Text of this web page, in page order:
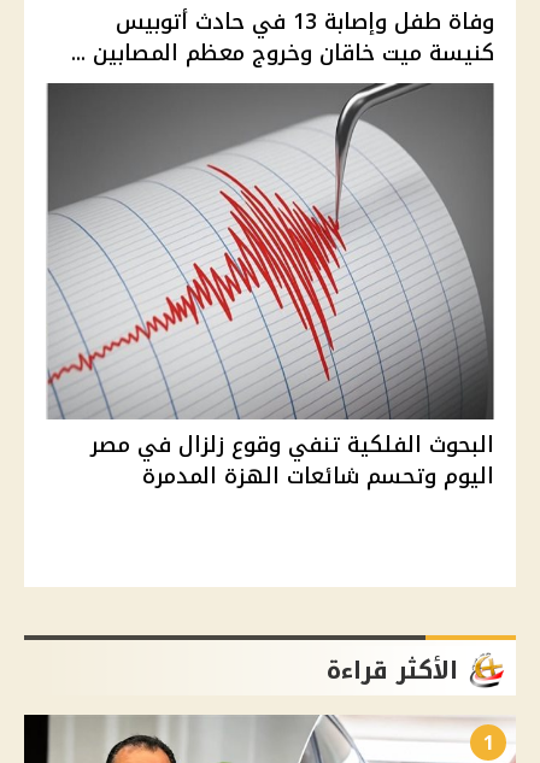
وفاة طفل وإصابة 13 في حادث أتوبيس
كنيسة ميت خاقان وخروج معظم المصابين ...
البحوث الفلكية تنفي وقوع زلزال في مصر
اليوم وتحسم شائعات الهزة المدمرة
الأكثر قراءة
1